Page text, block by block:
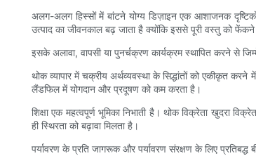
अलग-अलग हिस्सों में बांटने योग्य डिज़ाइन एक आशाजनक
उत्पाद का जीवनकाल बढ़ जाता है क्योंकि इससे पूरी वस्तु को
इसके अलावा, वापसी या पुनर्चक्रण कार्यक्रम स्थापित करने से
थोक व्यापार में चक्रीय अर्थव्यवस्था के सिद्धांतों को एकीकृत
लैंडफिल में योगदान और प्रदूषण को कम करता है।
शिक्षा एक महत्वपूर्ण भूमिका निभाती है। थोक विक्रेता खुदरा
ही स्थिरता को बढ़ावा मिलता है।
पर्यावरण के प्रति जागरूक और पर्यावरण संरक्षण के लिए